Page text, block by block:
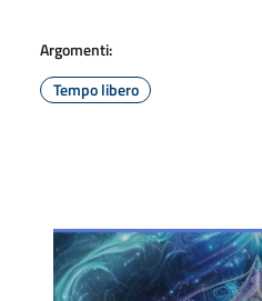
Argomenti:
Tempo libero